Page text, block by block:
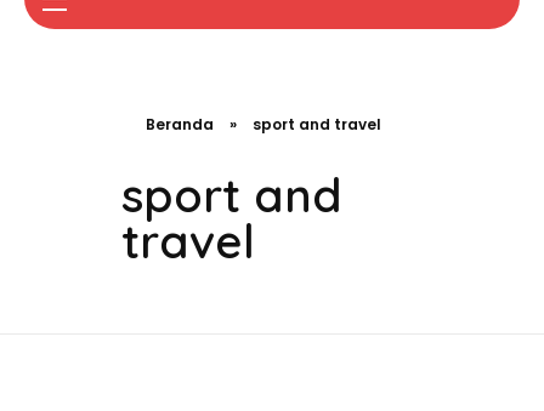
Beranda » sport and travel
sport and
travel